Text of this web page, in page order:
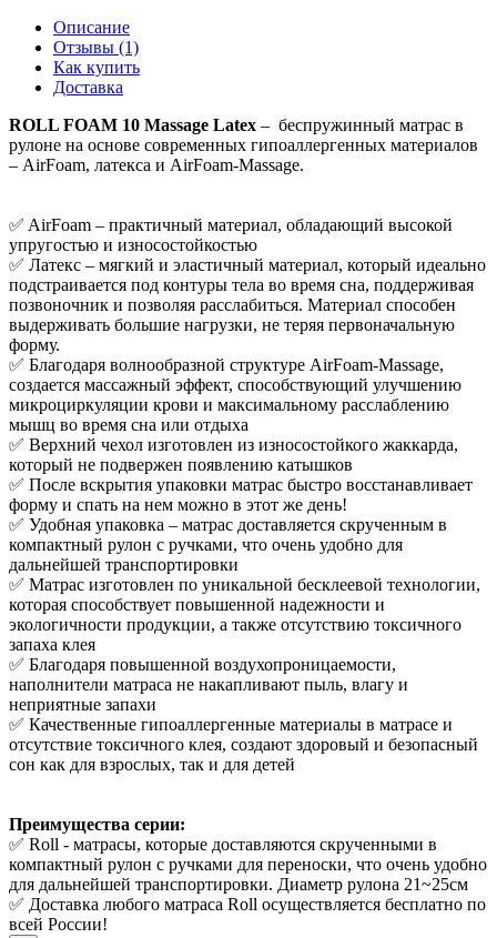
Описание
Отзывы (1)
Как купить
Доставка
ROLL FOAM 10 Massage Latex – беспружинный матрас в
рулоне на основе современных гипоаллергенных материалов
– AirFoam, латекса и AirFoam-Massage.
✅ AirFoam – практичный материал, обладающий высокой
упругостью и износостойкостью
✅ Латекс – мягкий и эластичный материал, который идеально
подстраивается под контуры тела во время сна, поддерживая
позвоночник и позволяя расслабиться. Материал способен
выдерживать большие нагрузки, не теряя первоначальную
форму.
✅ Благодаря волнообразной структуре AirFoam-Massage,
создается массажный эффект, способствующий улучшению
микроциркуляции крови и максимальному расслаблению
мышц во время сна или отдыха
✅ Верхний чехол изготовлен из износостойкого жаккарда,
который не подвержен появлению катышков
✅ После вскрытия упаковки матрас быстро восстанавливает
форму и спать на нем можно в этот же день!
✅ Удобная упаковка – матрас доставляется скрученным в
компактный рулон с ручками, что очень удобно для
дальнейшей транспортировки
✅ Матрас изготовлен по уникальной бесклеевой технологии,
которая способствует повышенной надежности и
экологичности продукции, а также отсутствию токсичного
запаха клея
✅ Благодаря повышенной воздухопроницаемости,
наполнители матраса не накапливают пыль, влагу и
неприятные запахи
✅ Качественные гипоаллергенные материалы в матрасе и
отсутствие токсичного клея, создают здоровый и безопасный
сон как для взрослых, так и для детей
Преимущества серии:
✅ Roll - матрасы, которые доставляются скрученными в
компактный рулон с ручками для переноски, что очень удобно
для дальнейшей транспортировки. Диаметр рулона 21~25см
✅ Доставка любого матраса Roll осуществляется бесплатно по
всей России!